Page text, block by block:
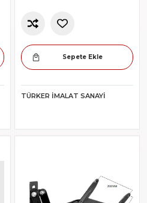
Sepete Ekle
TÜRKER İMALAT SANAYI